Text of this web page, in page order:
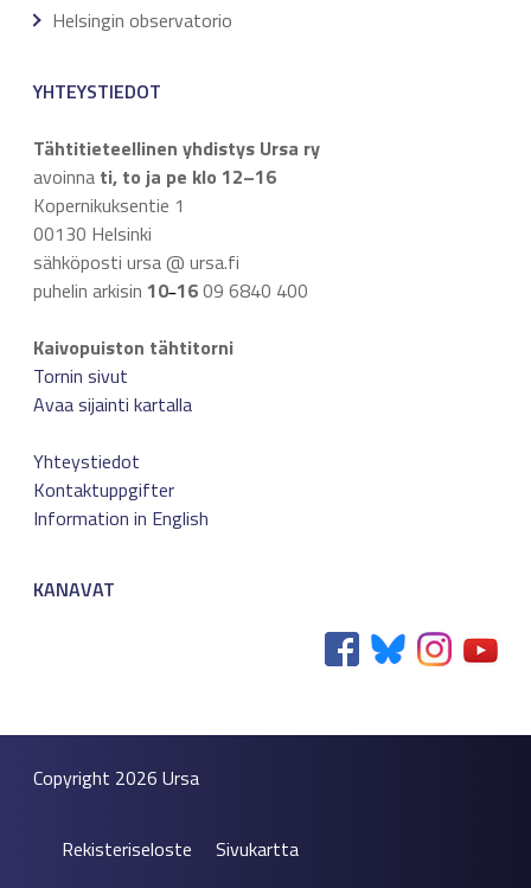
Helsingin observatorio
YHTEYSTIEDOT
Tähtitieteellinen yhdistys Ursa ry
avoinna ti, to ja pe klo 12–16
Kopernikuksentie 1
00130 Helsinki
sähköposti ursa @ ursa.fi
puhelin arkisin 10–1609 6840 400
Kaivopuiston tähtitorni
Tornin sivut
Avaa sijainti kartalla
Yhteystiedot
Kontaktuppgifter
Information in English
KANAVAT
Copyright 2026 Ursa
Rekisteriseloste Sivukartta